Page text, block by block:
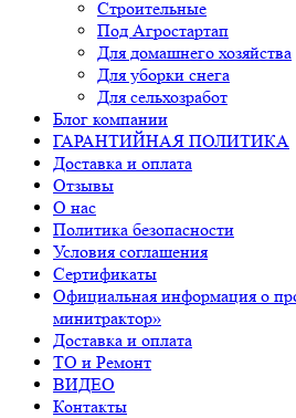
Строительные
Под Агростартап
Для домашнего хозяйства
Для уборки снега
Для сельхозработ
Блог компании
ГАРАНТИЙНАЯ ПОЛИТИКА
Доставка и оплата
Отзывы
О нас
Политика безопасности
Условия соглашения
Сертификаты
Официальная информация о
минитрактор»
Доставка и оплата
ТО и Ремонт
ВИДЕО
Контакты